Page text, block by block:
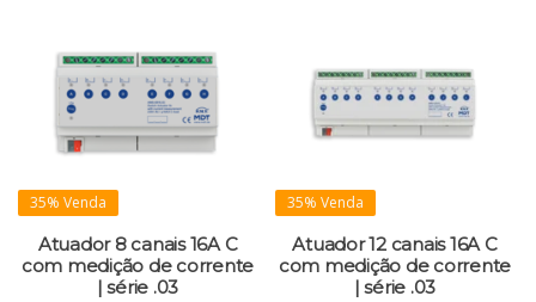
35% Venda
Atuador 8 canais 16A C
com medição de corrente
| série .03
35% Venda
Atuador 12 canais 16A C
com medição de corrente
| série .03